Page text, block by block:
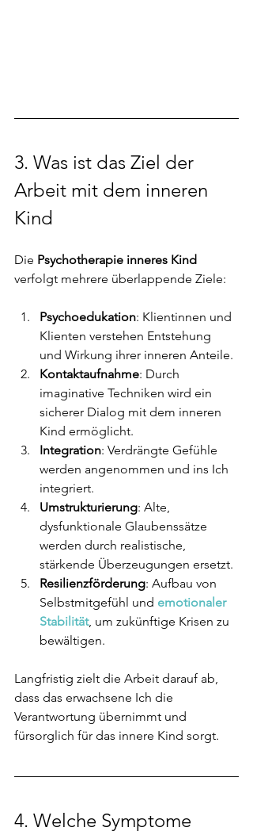
3. Was ist das Ziel der
Arbeit mit dem inneren
Kind
Die Psychotherapie inneres Kind
verfolgt mehrere überlappende Ziele:
Psychoedukation: Klientinnen und
Klienten verstehen Entstehung
und Wirkung ihrer inneren Anteile.
Kontaktaufnahme: Durch
imaginative Techniken wird ein
sicherer Dialog mit dem inneren
Kind ermöglicht.
Integration: Verdrängte Gefühle
werden angenommen und ins Ich
integriert.
Umstrukturierung: Alte,
dysfunktionale Glaubenssätze
werden durch realistische,
stärkende Überzeugungen ersetzt.
Resilienzförderung: Aufbau von
Selbstmitgefühl und emotionaler
Stabilität, um zukünftige Krisen zu
bewältigen.
Langfristig zielt die Arbeit darauf ab,
dass das erwachsene Ich die
Verantwortung übernimmt und
fürsorglich für das innere Kind sorgt.
4. Welche Symptome